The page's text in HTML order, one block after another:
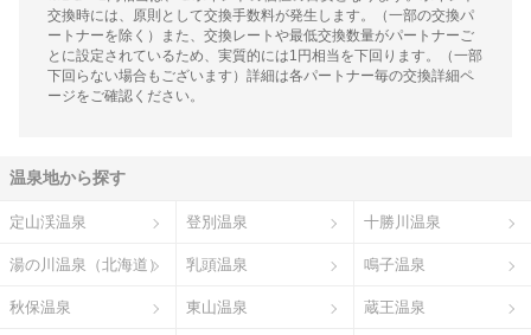
交換時には、原則として交換手数料が発生します。（一部の交換パ
ートナーを除く）また、交換レートや最低交換数量がパートナーご
とに設定されているため、実質的には1円相当を下回ります。（一部
下回らない場合もございます）詳細は各パートナー毎の交換詳細ペ
ージをご確認ください。
温泉地から探す
定山渓温泉 登別温泉 十勝川温泉
湯の川温泉（北海道） 乳頭温泉 鳴子温泉
秋保温泉 東山温泉 蔵王温泉